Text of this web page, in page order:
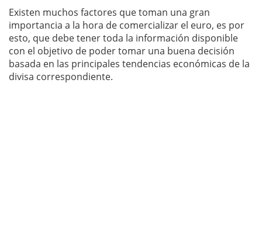
Existen muchos factores que toman una gran
importancia a la hora de comercializar el euro, es por
esto, que debe tener toda la información disponible
con el objetivo de poder tomar una buena decisión
basada en las principales tendencias económicas de la
divisa correspondiente.